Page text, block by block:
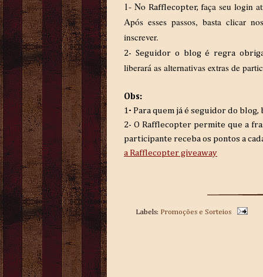
1- No Rafflecopter, faça seu login
Após esses passos, basta clicar
inscrever.
2- Seguidor o blog é regra
liberará as alternativas extras de
Obs:
1- Para quem já é seguidor do
2- O Rafflecopter permite que a
participante receba os pontos a
a Rafflecopter giveaway
Labels: Promoções e Sorteios